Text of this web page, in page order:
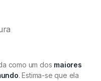
como um dos maiores
. Estima-se que ela